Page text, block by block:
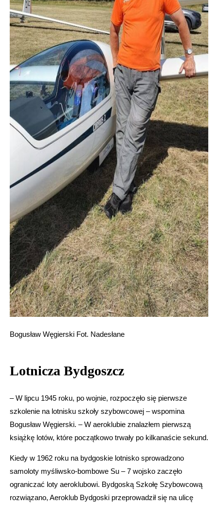
Bogusław Węgierski Fot. Nadesłane
Lotnicza Bydgoszcz
– W lipcu 1945 roku, po wojnie, rozpoczęło się pierwsze
szkolenie na lotnisku szkoły szybowcowej – wspomina
Bogusław Węgierski. – W aeroklubie znalazłem pierwszą
książkę lotów, które początkowo trwały po kilkanaście sekund.
Kiedy w 1962 roku na bydgoskie lotnisko sprowadzono
samoloty myśliwsko-bombowe Su – 7 wojsko zaczęło
ograniczać loty aeroklubowi. Bydgoską Szkołę Szybowcową
rozwiązano, Aeroklub Bydgoski przeprowadził się na ulicę